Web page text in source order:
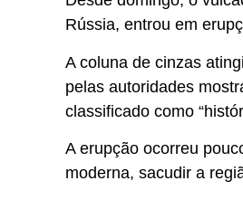
Rússia, entrou em
A coluna de cinzas
pelas autoridades
classificado como
A erupção ocorreu
moderna, sacudir a